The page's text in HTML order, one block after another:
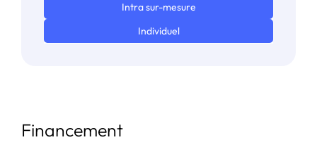
Intra sur-mesure
Individuel
Financement